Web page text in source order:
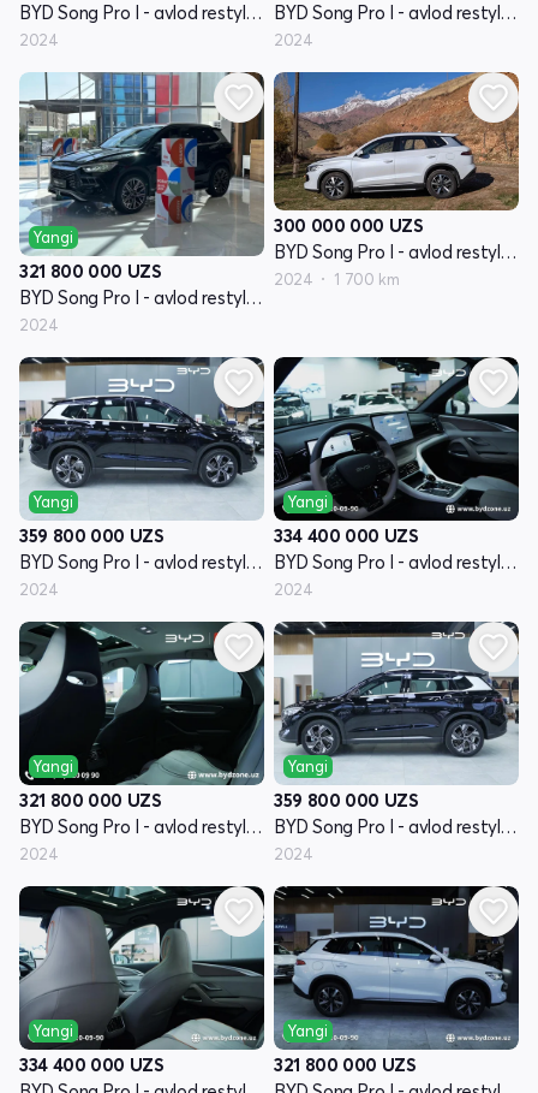
BYD Song Pro I - avlod restyling
2024
BYD Song Pro I - avlod restyling
2024
Yangi
321 800 000 UZS
BYD Song Pro I - avlod restyling
2024
300 000 000 UZS
BYD Song Pro I - avlod restyling
2024 1 700 km
Yangi
359 800 000 UZS
BYD Song Pro I - avlod restyling
2024
Yangi
334 400 000 UZS
BYD Song Pro I - avlod restyling
2024
Yangi
321 800 000 UZS
BYD Song Pro I - avlod restyling
2024
Yangi
359 800 000 UZS
BYD Song Pro I - avlod restyling
2024
Yangi
334 400 000 UZS
Yangi
321 800 000 UZS